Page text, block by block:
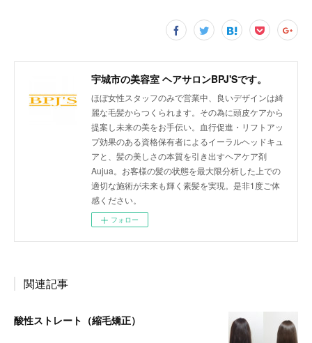
宇城市の美容室 ヘアサロンBPJ'Sです。
ほぼ女性スタッフのみで営業中、良いデザインは綺
麗な毛髪からつくられます。その為に頭皮ケアから
提案し未来の美をお手伝い。血行促進・リフトアッ
プ効果のある資格保有者によるイーラルヘッドキュ
アと、髪の美しさの本質を引き出すヘアケア剤
Aujua。お客様の髪の状態を最大限分析した上での
適切な施術が未来も輝く素髪を実現。是非1度ご体
感ください。
フォロー
関連記事
酸性ストレート（縮毛矯正）